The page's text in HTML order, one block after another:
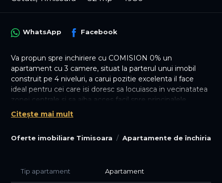
Oferte imobiliare Timisoara Apartamente de închiriat
WhatsApp Facebook
Va propun spre inchiriere cu COMISION 0% un
apartament cu 3 camere, situat la parterul unui imobil
construit pe 4 niveluri, a carui pozitie excelenta il face
ideal pentru cei care isi doresc sa locuiasca in vecinatatea
zonei centrale si sa aiba acces facil spre principalele
puncte de interes ale orasului.
public in comun, Liceul Tehnologic Spiru Haret,
Imobilul se afla la prima inchiriere dupa renovare iar
Citește mai mult
Tip apartament Apartament